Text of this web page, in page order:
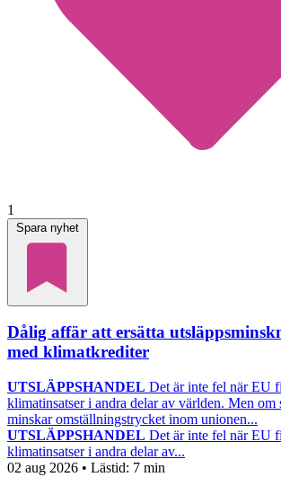
1
Spara nyhet
Dålig affär att ersätta
med klimatkrediter
UTSLÄPPSHANDEL Det är inte fel när EU
klimatinsatser i andra delar av världen. Men om
minskar omställningstrycket inom unionen...
UTSLÄPPSHANDEL Det är inte fel när EU
klimatinsatser i andra delar av...
02 aug 2026 • Lästid: 7 min